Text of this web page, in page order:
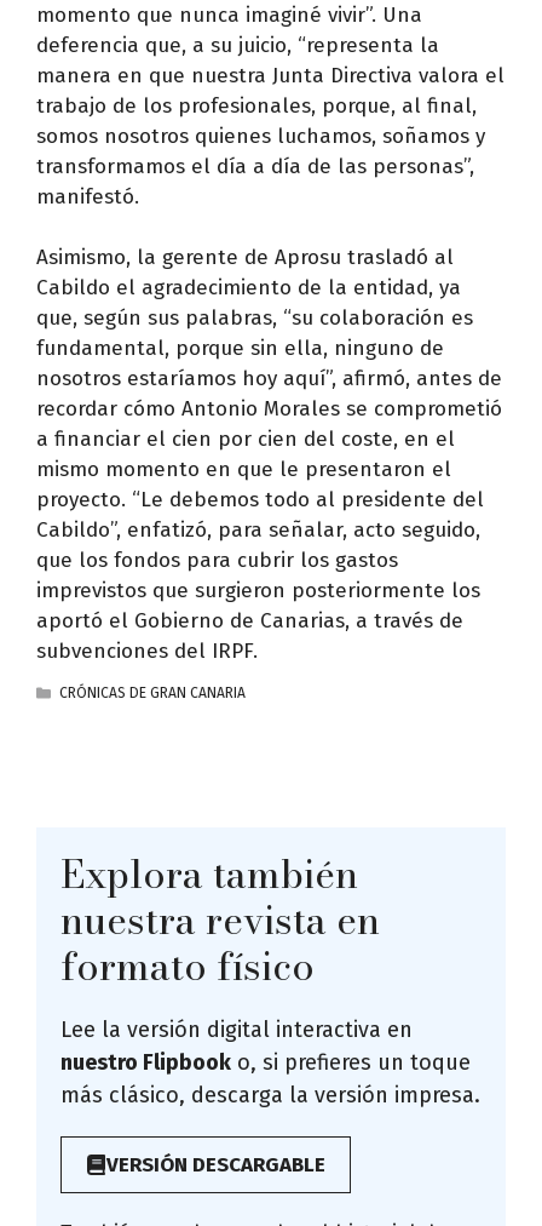
momento que nunca imaginé vivir”. Una
deferencia que, a su juicio, “representa la
manera en que nuestra Junta Directiva valora el
trabajo de los profesionales, porque, al final,
somos nosotros quienes luchamos, soñamos y
transformamos el día a día de las personas”,
manifestó.
Asimismo, la gerente de Aprosu trasladó al
Cabildo el agradecimiento de la entidad, ya
que, según sus palabras, “su colaboración es
fundamental, porque sin ella, ninguno de
nosotros estaríamos hoy aquí”, afirmó, antes de
recordar cómo Antonio Morales se comprometió
a financiar el cien por cien del coste, en el
mismo momento en que le presentaron el
proyecto. “Le debemos todo al presidente del
Cabildo”, enfatizó, para señalar, acto seguido,
que los fondos para cubrir los gastos
imprevistos que surgieron posteriormente los
aportó el Gobierno de Canarias, a través de
subvenciones del IRPF.
CATEGORÍAS
CRÓNICAS DE GRAN CANARIA
Explora también
nuestra revista en
formato físico
Lee la versión digital interactiva en
nuestro Flipbook o, si prefieres un toque
más clásico, descarga la versión impresa.
VERSIÓN DESCARGABLE